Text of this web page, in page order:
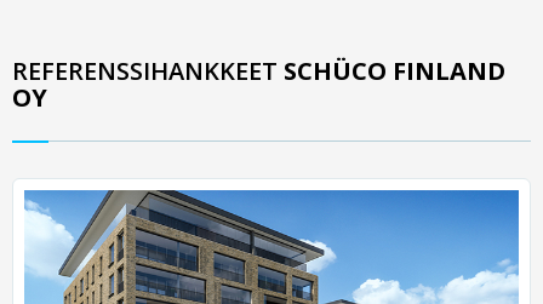
REFERENSSIHANKKEET SCHÜCO FINLAND
OY